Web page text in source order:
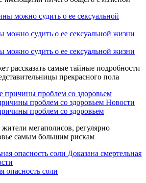
судить о ее сексуальной жизни
судить о ее сексуальной жизни
рассказать самые тайные подробности
прекрасного пола
проблем со здоровьем Новости
проблем со здоровьем
мегаполисов, регулярно
самым большим рискам
Доказана смертельная
опасность соли